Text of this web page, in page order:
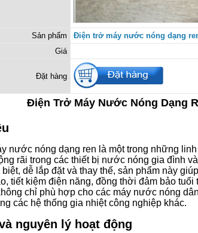
Sản phẩm
Điện trở máy nước nóng dạng
Giá
Đặt hàng
Điện Trở Máy Nước Nóng Dạng
nước nóng dạng ren là một trong những
rãi trong các thiết bị nước nóng gia đình
dễ lắp đặt và thay thế, sản phẩm này
tiết kiệm điện năng, đồng thời đảm bảo tuổi
chỉ phù hợp cho các máy nước nóng
các hệ thống gia nhiệt công nghiệp khác.
nguyên lý hoạt động